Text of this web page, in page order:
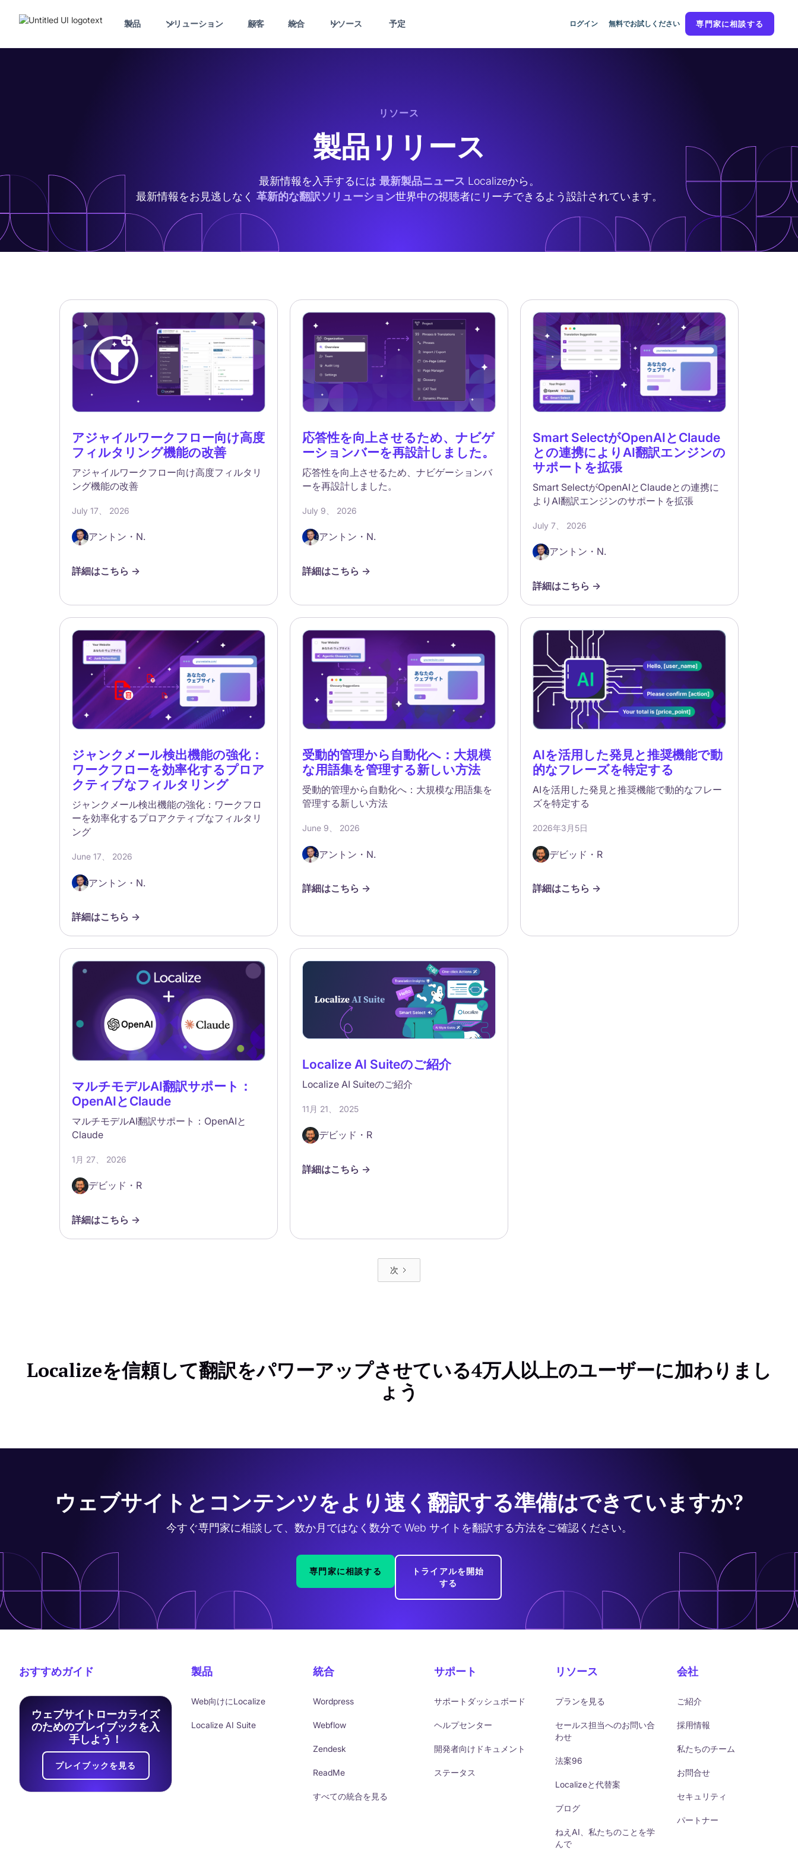
製品 ソリューション 顧客 統合 リソース 予定 ログイン 無料でお試しください 専門家に相談する
リソース
製品リリース
最新情報を入手するには 最新製品ニュース Localizeから。
最新情報をお見逃しなく 革新的な翻訳ソリューション世界中の視聴者にリーチできるよう設計されています。
アジャイルワークフロー向け高度
フィルタリング機能の改善
アジャイルワークフロー向け高度フィルタリ
ング機能の改善
July 17、 2026
アントン・N.
詳細はこちら ->
応答性を向上させるため、ナビゲ
ーションバーを再設計しました。
応答性を向上させるため、ナビゲーションバ
ーを再設計しました。
July 9、 2026
アントン・N.
詳細はこちら ->
Smart SelectがOpenAIとClaude
との連携によりAI翻訳エンジンの
サポートを拡張
Smart SelectがOpenAIとClaudeとの連携に
よりAI翻訳エンジンのサポートを拡張
July 7、 2026
アントン・N.
詳細はこちら ->
ジャンクメール検出機能の強化：
ワークフローを効率化するプロア
クティブなフィルタリング
ジャンクメール検出機能の強化：ワークフロ
ーを効率化するプロアクティブなフィルタリ
ング
June 17、 2026
アントン・N.
詳細はこちら ->
受動的管理から自動化へ：大規模
な用語集を管理する新しい方法
受動的管理から自動化へ：大規模な用語集を
管理する新しい方法
June 9、 2026
アントン・N.
詳細はこちら ->
AIを活用した発見と推奨機能で動
的なフレーズを特定する
AIを活用した発見と推奨機能で動的なフレー
ズを特定する
2026年3月5日
デビッド・R
詳細はこちら ->
マルチモデルAI翻訳サポート：
OpenAIとClaude
マルチモデルAI翻訳サポート：OpenAIと
Claude
1月 27、 2026
デビッド・R
詳細はこちら ->
Localize AI Suiteのご紹介
Localize AI Suiteのご紹介
11月 21、 2025
デビッド・R
詳細はこちら ->
次
Localizeを信頼して翻訳をパワーアップさせている4万人以上のユーザーに加わりまし
ょう
ウェブサイトとコンテンツをより速く翻訳する準備はできていますか?
今すぐ専門家に相談して、数か月ではなく数分で Web サイトを翻訳する方法をご確認ください。
専門家に相談する
トライアルを開始
する
おすすめガイド
ウェブサイトローカライズ
のためのプレイブックを入
手しよう！
プレイブックを見る
製品
Web向けにLocalize
Localize AI Suite
統合
Wordpress
Webflow
Zendesk
ReadMe
すべての統合を見る
サポート
サポートダッシュボード
ヘルプセンター
開発者向けドキュメント
ステータス
リソース
プランを見る
セールス担当へのお問い合
わせ
法案96
Localizeと代替案
ブログ
ねえAI、私たちのことを学
んで
会社
ご紹介
採用情報
私たちのチーム
お問合せ
セキュリティ
パートナー